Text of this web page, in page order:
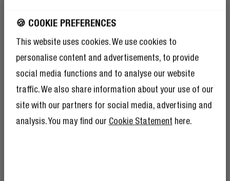
🍪 COOKIE PREFERENCES
This website uses cookies. We use cookies to
personalise content and advertisements, to provide
social media functions and to analyse our website
traffic. We also share information about your use of our
site with our partners for social media, advertising and
analysis. You may find our Cookie Statement here.
BIS INS DETAIL
DURCHDACHT
Die Powerbanks sind aus weichen, leichten Materialien
mit sanften Kurven gefertigt. An der Seite befindet
sich ein Etikett mit unserem geprägten Logo und auf
der Oberseite der Powerbank leuchtet eine LED zur